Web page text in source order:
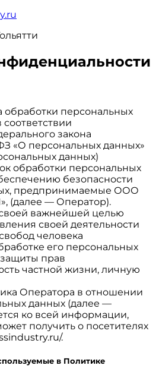
обработки персональных
закона
«О персональных данных»
данных)
обработки персональных
безопасности
предпринимаемые ООО
(далее — Оператор).
своей важнейшей целью
своей деятельности
человека
его персональных
прав
частной жизни, личную
Оператора в отношении
данных (далее —
ко всей информации,
получить о посетителях
.
в Политике